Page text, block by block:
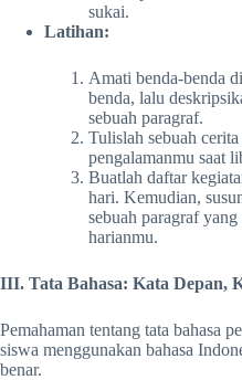
sukai.
Latihan:
Amati benda-benda
benda, lalu
sebuah paragraf.
Tulislah sebuah
pengalamanmu saat
Buatlah daftar
hari. Kemudian,
sebuah paragraf
harianmu.
III. Tata Bahasa: Kata Depan,
Pemahaman tentang tata bahasa
siswa menggunakan bahasa
benar.